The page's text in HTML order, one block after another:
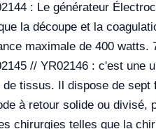
: Le générateur
la découpe et la
maximale de 400
// YR02146 : c'est
tissus. Il dispose de
à retour solide ou
chirurgies telles que la